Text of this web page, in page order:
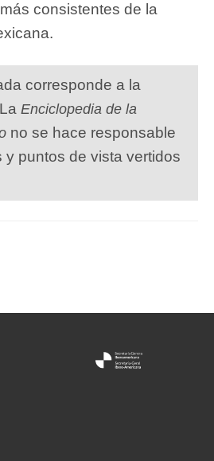
consistentes de la
corresponde a la
Enciclopedia de la
no se hace responsable
y puntos de vista vertidos